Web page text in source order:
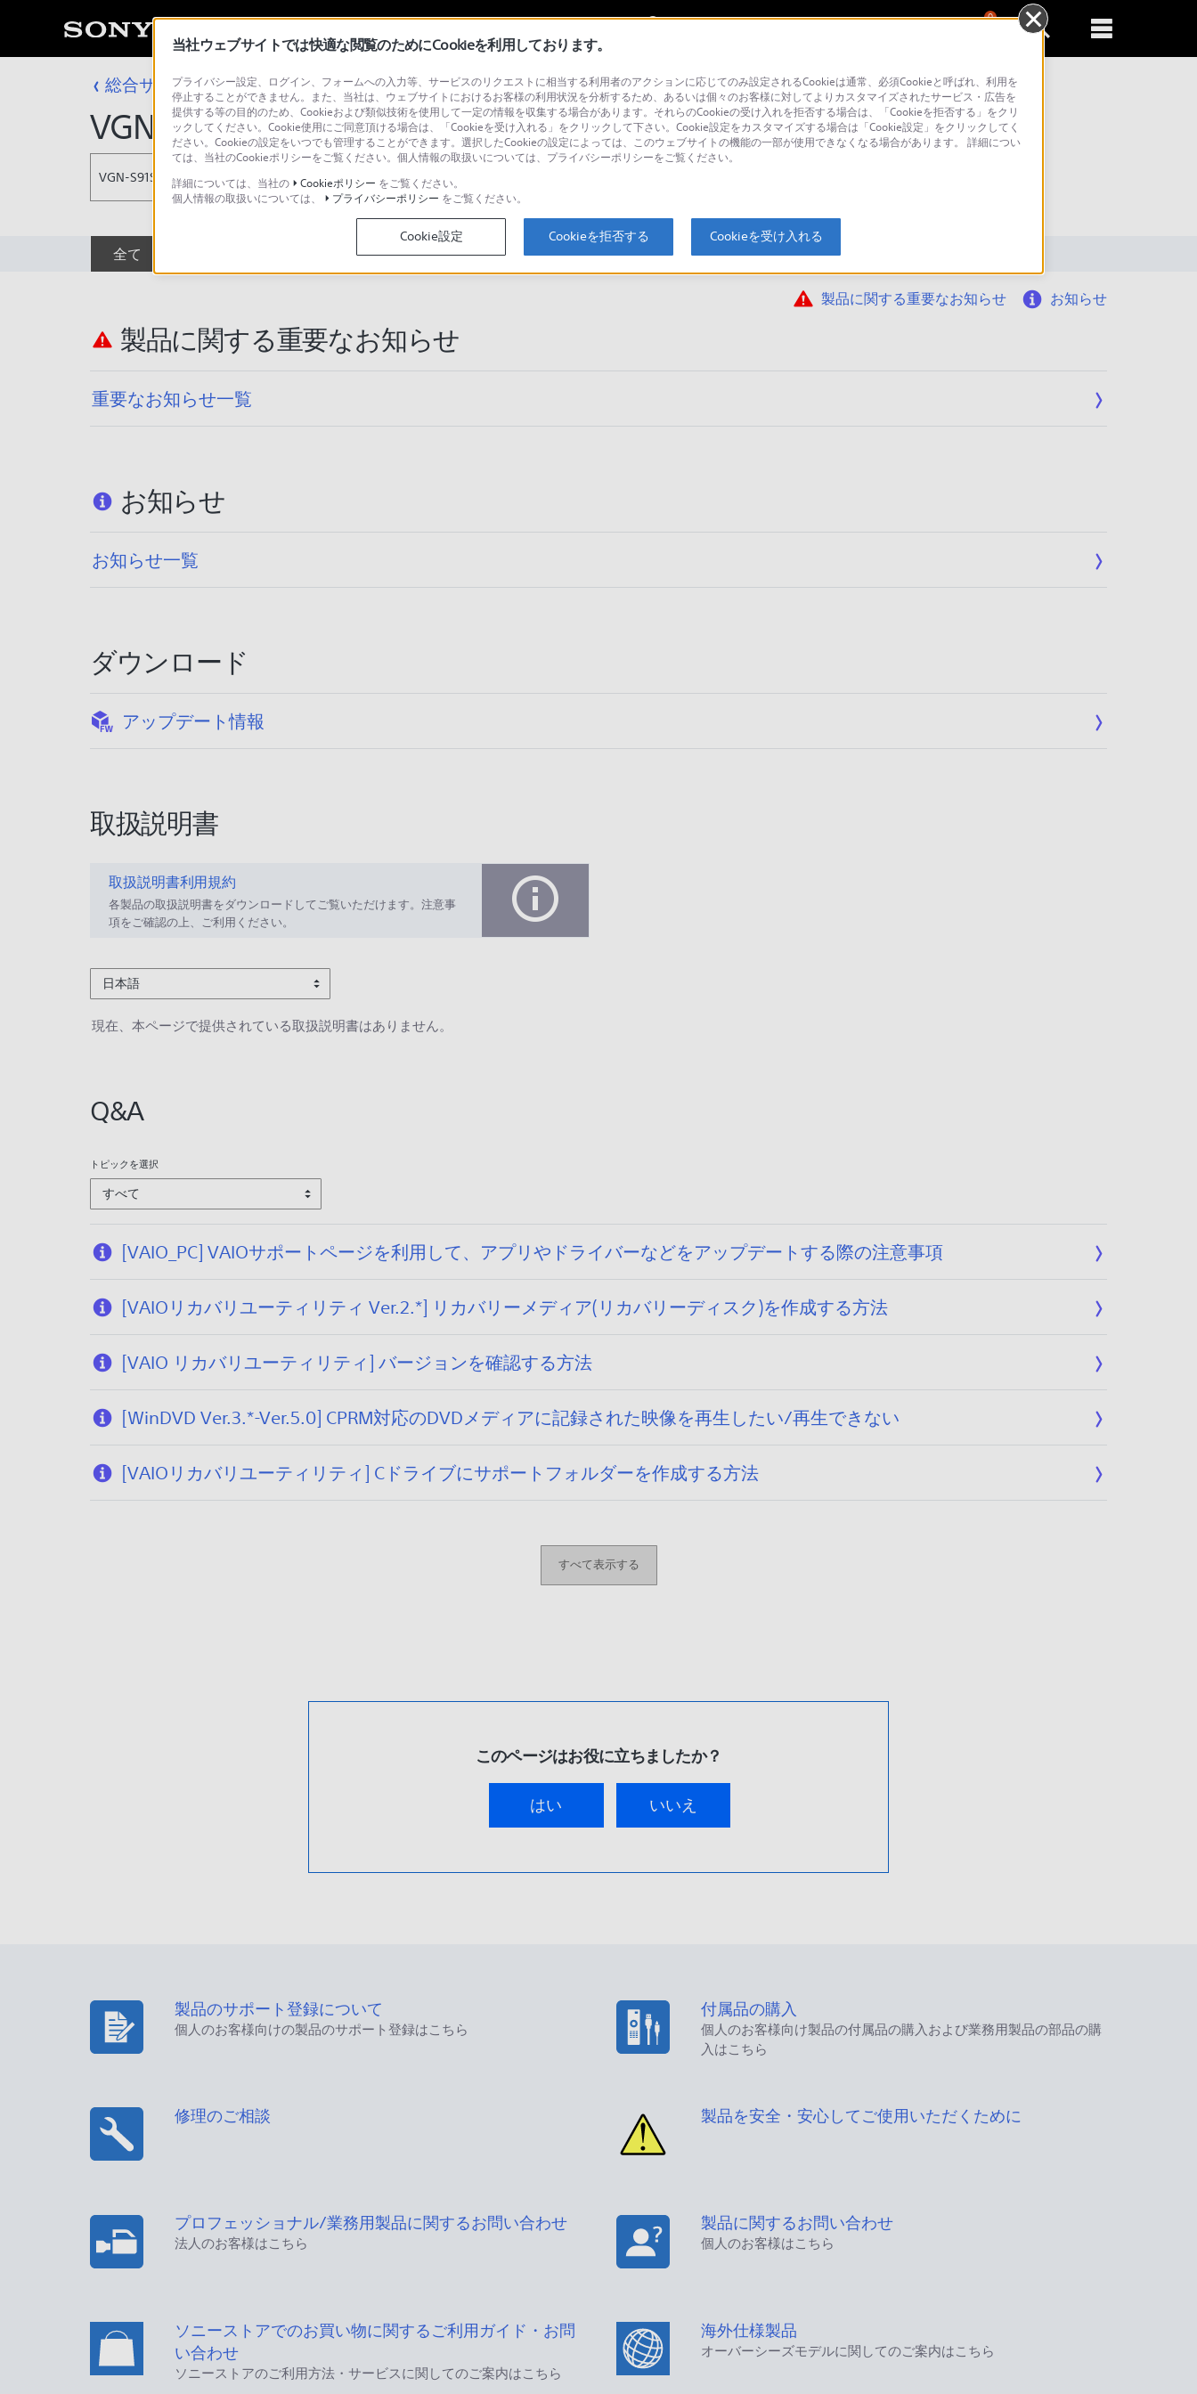
0
総合サポート・お問い合わせ VGN シリーズ
VGN-S91S_1
VGN-S91S_1
全て 取扱説明書 Q&A
製品に関する重要なお知らせ お知らせ
製品に関する重要なお知らせ
重要なお知らせ一覧
お知らせ
お知らせ一覧
ダウンロード
アップデート情報
取扱説明書
取扱説明書利用規約
各製品の取扱説明書をダウンロードしてご覧いただけます。注意事
項をご確認の上、ご利用ください。
日本語
現在、本ページで提供されている取扱説明書はありません。
Q&A
トピックを選択
すべて
[VAIO_PC] VAIOサポートページを利用して、アプリやドライバーなどをアップデートする際の注意事項
[VAIOリカバリユーティリティ Ver.2.*] リカバリーメディア(リカバリーディスク)を作成する方法
[VAIO リカバリユーティリティ] バージョンを確認する方法
[WinDVD Ver.3.*-Ver.5.0] CPRM対応のDVDメディアに記録された映像を再生したい/再生できない
[VAIOリカバリユーティリティ] Cドライブにサポートフォルダーを作成する方法
すべて表示する
このページはお役に立ちましたか？
はい いいえ
製品のサポート登録について
個人のお客様向けの製品のサポート登録はこちら
付属品の購入
個人のお客様向け製品の付属品の購入および業務用製品の部品の購
入はこちら
修理のご相談 製品を安全・安心してご使用いただくために
プロフェッショナル/業務用製品に関するお問い合わせ
法人のお客様はこちら
製品に関するお問い合わせ
個人のお客様はこちら
ソニーストアでのお買い物に関するご利用ガイド・お問
い合わせ
ソニーストアのご利用方法・サービスに関してのご案内はこちら
海外仕様製品
オーバーシーズモデルに関してのご案内はこちら
当社ウェブサイトでは快適な閲覧のためにCookieを利用しております。
プライバシー設定、ログイン、フォームへの入力等、サービスのリクエストに相当する利用者のアクションに応じてのみ設定されるCookieは通常、必須Cookieと呼ばれ、利用を
停止することができません。また、当社は、ウェブサイトにおけるお客様の利用状況を分析するため、あるいは個々のお客様に対してよりカスタマイズされたサービス・広告を
提供する等の目的のため、Cookieおよび類似技術を使用して一定の情報を収集する場合があります。それらのCookieの受け入れを拒否する場合は、「Cookieを拒否する」をクリ
ックしてください。Cookie使用にご同意頂ける場合は、「Cookieを受け入れる」をクリックして下さい。Cookie設定をカスタマイズする場合は「Cookie設定」をクリックしてく
ださい。Cookieの設定をいつでも管理することができます。選択したCookieの設定によっては、このウェブサイトの機能の一部が使用できなくなる場合があります。 詳細につい
ては、当社のCookieポリシーをご覧ください。個人情報の取扱いについては、プライバシーポリシーをご覧ください。
詳細については、当社の
Cookieポリシー をご覧ください。
個人情報の取扱いについては、
プライバシーポリシー をご覧ください。
Cookie設定 Cookieを拒否する Cookieを受け入れる